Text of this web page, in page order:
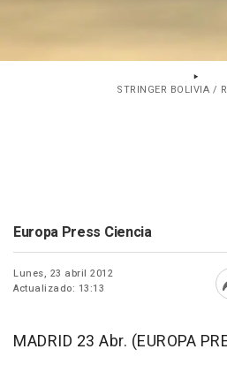
STRINGER BOLIVIA /
Europa Press Ciencia
Lunes, 23 abril 2012
Actualizado: 13:13
MADRID 23 Abr. (EUROPA